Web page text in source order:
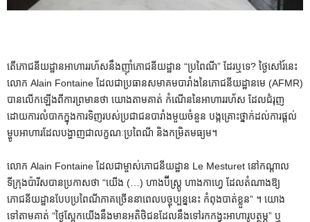
តើភោជនីយដ្ឋានអាហាររហ័សនឹងញ៉ាំភោជនីយដ្ឋាន “ប្រពៃណី” ដែរឬទេ? ថ្ងៃសៅរ៍នេះ
លោក Alain Fontaine ដែលជាប្រធានសមាគមបារាំងនៃភោជនីយដ្ឋានមេ (AFMR)
បានលើកឡើងពីការព្រមានថា យោងតាមគាត់ កំណើននៃអាហាររហ័ស ដែលជំរុញ
ដោយការលំបាកក្នុងការទិញរបស់ប្រជាជនបារាំងមួយចំនួន បង្កគ្រោះថ្នាក់ដល់ការផ្តល់
ម្ហូបអាហារដែលបង្ហាញជាលក្ខណៈប្រពៃណី និងកម្រិតមធ្យម។
លោក Alain Fontaine ដែលជាម្ចាស់ភោជនីយដ្ឋាន Le Mesturet នៅកណ្តាល
ទីក្រុងប៉ារីសបានប្រកាសថា “យើង (…) ហាងប៊ីស្ត្រូ ហាងកាហ្វេ ដែលតំណាងឱ្យ
ភោជនីយដ្ឋានបែបប្រពៃណីភាគច្រើននាពេលបច្ចុប្បន្ននេះ កំពុងបាត់ខ្លួន” ។ យោង
ទៅតាមគាត់ “ថ្ងៃស្អែកយើងនឹងមានអតិថិជនដែលនឹងទៅរកកង្វះអាហារូបត្ថម្ភ” ឬ